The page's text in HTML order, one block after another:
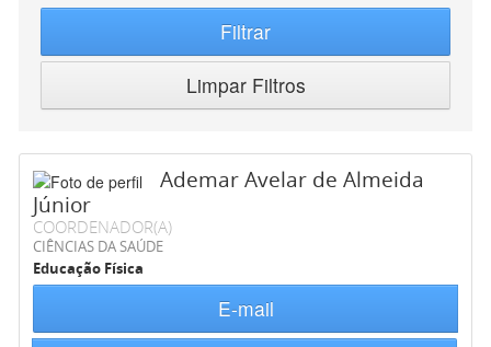
Filtrar
Limpar Filtros
Ademar Avelar de Almeida
Júnior
COORDENADOR(A)
CIÊNCIAS DA SAÚDE
Educação Física
E-mail